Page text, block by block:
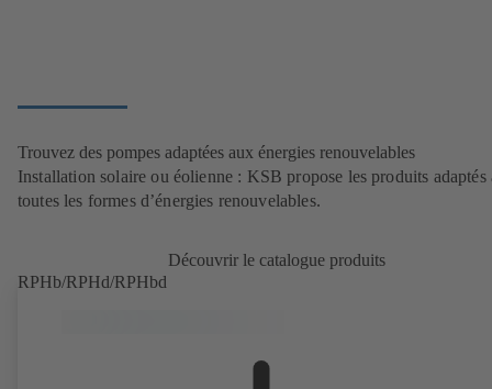
Trouvez des pompes adaptées aux énergies renouvelables
Installation solaire ou éolienne : KSB propose les produits adaptés
toutes les formes d’énergies renouvelables.
Découvrir le catalogue produits
RPHb/RPHd/RPHbd